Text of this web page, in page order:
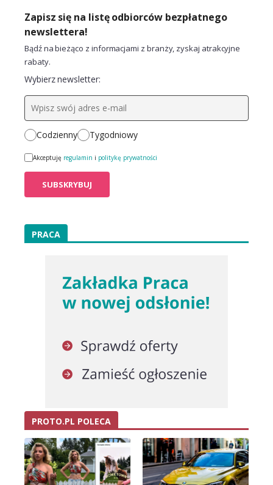
Zapisz się na listę odbiorców bezpłatnego
newslettera!
Bądź na bieżąco z informacjami z branży, zyskaj atrakcyjne
rabaty.
Wybierz newsletter:
Codzienny Tygodniowy
Akceptuję regulamin i politykę prywatności
PRACA
PROTO.PL POLECA